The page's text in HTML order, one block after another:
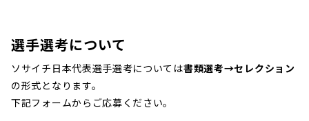
選手選考について
ソサイチ日本代表選手選考については書類選考→セレクション
の形式となります。
下記フォームからご応募ください。